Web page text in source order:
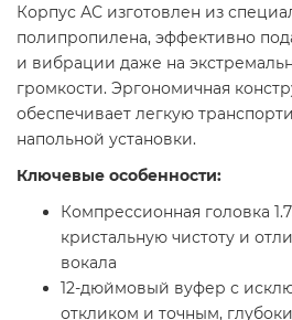
Корпус АС изготовлен из
полипропилена, эффективно
и вибрации даже на
громкости. Эргономичная
обеспечивает легкую
напольной установки.
Ключевые особенности:
Компрессионная головка
кристальную чистоту и
вокала
12-дюймовый вуфер с
откликом и точным,